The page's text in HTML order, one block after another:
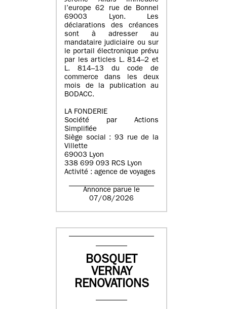
l’europe 62 rue de Bonnel
69003 Lyon. Les
déclarations des créances
sont à adresser au
mandataire judiciaire ou sur
le portail électronique prévu
par les articles L. 814–2 et
L. 814–13 du code de
commerce dans les deux
mois de la publication au
BODACC.
LA FONDERIE
Société par Actions
Simplifiée
Siège social : 93 rue de la
Villette
69003 Lyon
338 699 093 RCS Lyon
Activité : agence de voyages
Annonce parue le
07/08/2026
BOSQUET
VERNAY
RENOVATIONS